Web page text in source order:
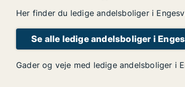
Her finder du ledige andelsboliger i
Se alle ledige andelsboliger i
Gader og veje med ledige andelsboliger i